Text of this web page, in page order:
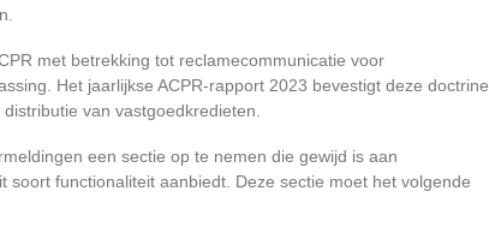
met betrekking tot reclamecommunicatie voor
Het jaarlijkse ACPR-rapport 2023 bevestigt deze doctrine
van vastgoedkredieten.
een sectie op te nemen die gewijd is aan
soort functionaliteit aanbiedt. Deze sectie moet het volgende